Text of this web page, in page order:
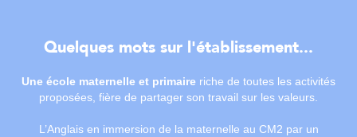
Quelques mots sur l'établissement...
Une école maternelle et primaire riche de toutes les activités
proposées, fière de partager son travail sur les valeurs.
L’Anglais en immersion de la maternelle au CM2 par un